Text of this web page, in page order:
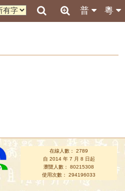
粵
普
在線人數： 2789
自 2014 年 7 月 8 日起
瀏覽人數： 80215308
使用次數： 294196033